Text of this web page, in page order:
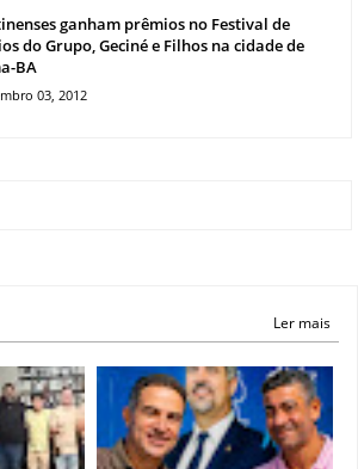
ganham prêmios no Festival de
do Grupo, Geciné e Filhos na cidade de
BA
03, 2012
Ler mais